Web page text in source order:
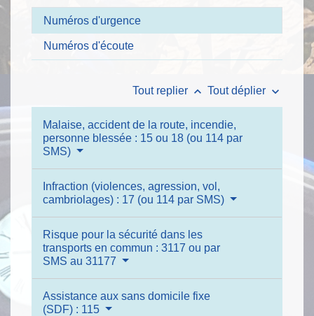
Numéros d'urgence
Numéros d'écoute
Tout replier keyboard_arrow_up Tout déplier keyboard_arrow_down
Malaise, accident de la route, incendie,
personne blessée : 15 ou 18 (ou 114 par
SMS)
Infraction (violences, agression, vol,
cambriolages) : 17 (ou 114 par SMS)
Risque pour la sécurité dans les
transports en commun : 3117 ou par
SMS au 31177
Assistance aux sans domicile fixe
(SDF) : 115